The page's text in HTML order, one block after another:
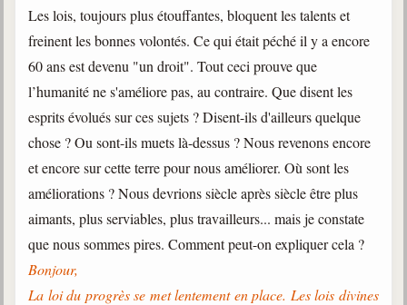
Les lois, toujours plus étouffantes, bloquent les talents et
freinent les bonnes volontés. Ce qui était péché il y a encore
60 ans est devenu "un droit". Tout ceci prouve que
l’humanité ne s'améliore pas, au contraire. Que disent les
esprits évolués sur ces sujets ? Disent-ils d'ailleurs quelque
chose ? Ou sont-ils muets là-dessus ? Nous revenons encore
et encore sur cette terre pour nous améliorer. Où sont les
améliorations ? Nous devrions siècle après siècle être plus
aimants, plus serviables, plus travailleurs... mais je constate
que nous sommes pires. Comment peut-on expliquer cela ?
Bonjour,
La loi du progrès se met lentement en place. Les lois divines